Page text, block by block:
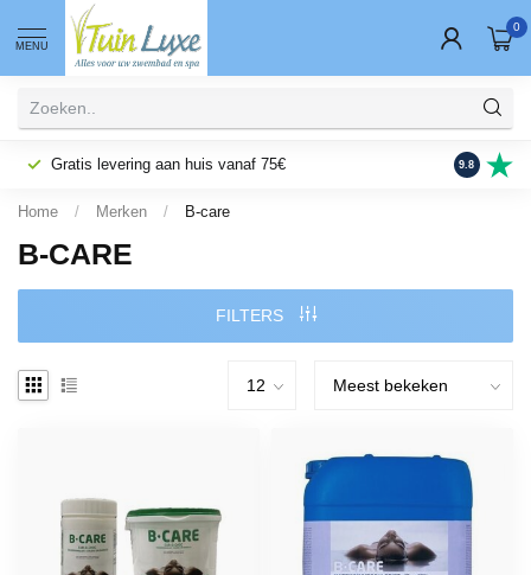
MENU
0
Gratis levering aan huis vanaf 75€ Fysieke
9.8
Home / Merken / B-care
B-CARE
FILTERS